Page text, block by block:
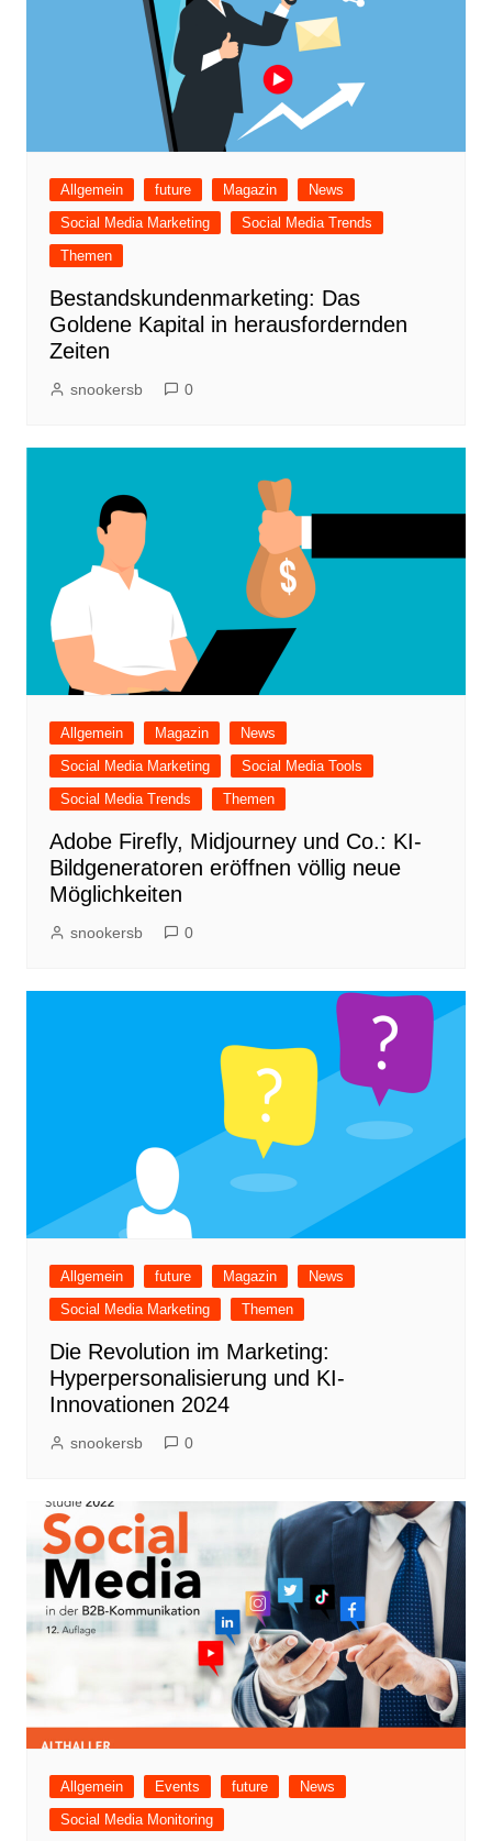
Allgemein future Magazin
News
Social Media Marketing
Social Media Trends
Themen
Bestandskundenmarketing: Das
Goldene Kapital in herausfordernden
Zeiten
snookersb 0
Allgemein Magazin
News
Social Media Marketing
Social Media Tools
Social Media Trends
Themen
Adobe Firefly, Midjourney und Co.: KI-
Bildgeneratoren eröffnen völlig neue
Möglichkeiten
snookersb 0
Allgemein future Magazin
News
Social Media Marketing
Themen
Die Revolution im Marketing:
Hyperpersonalisierung und KI-
Innovationen 2024
snookersb 0
Allgemein Events future
News
Social Media Monitoring